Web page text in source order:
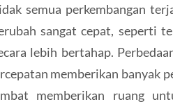
semua perkembangan
sangat cepat, seperti
lebih bertahap.
memberikan banyak
memberikan ruang